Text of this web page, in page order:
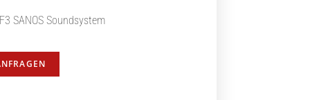
SANOS Soundsystem